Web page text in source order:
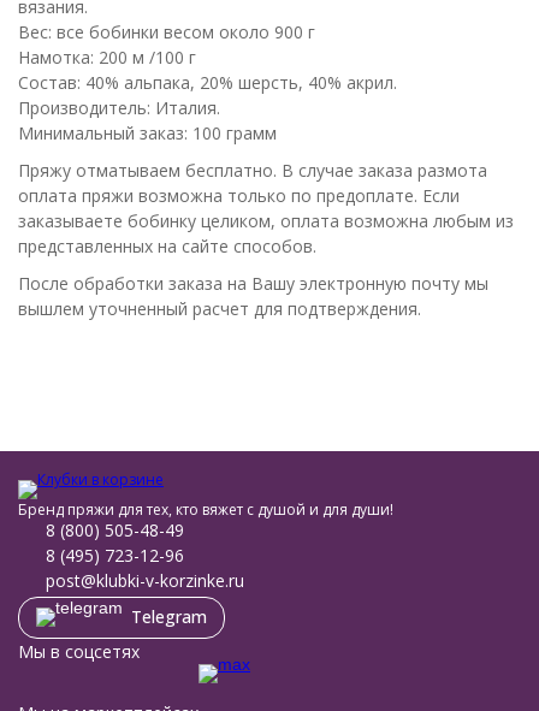
вязания.
Вес: все бобинки весом около 900 г
Намотка: 200 м /100 г
Состав: 40% альпака, 20% шерсть, 40% акрил.
Производитель: Италия.
Минимальный заказ: 100 грамм
Пряжу отматываем бесплатно. В случае заказа размота
оплата пряжи возможна только по предоплате. Если
заказываете бобинку целиком, оплата возможна любым из
представленных на сайте способов.
После обработки заказа на Вашу электронную почту мы
вышлем уточненный расчет для подтверждения.
Бренд пряжи для тех, кто вяжет с душой и для души!
8 (800) 505-48-49
8 (495) 723-12-96
post@klubki-v-korzinke.ru
Telegram
Мы в соцсетях